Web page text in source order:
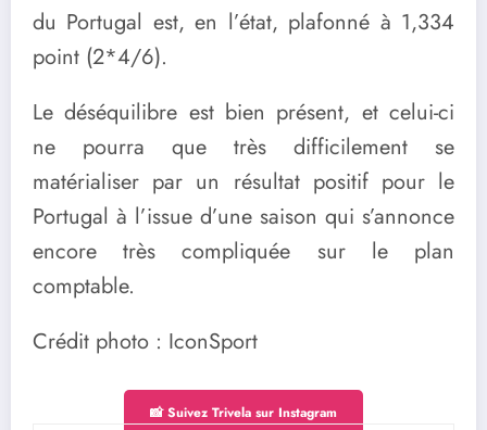
du Portugal est, en l’état, plafonné à 1,334
point (2*4/6).
Le déséquilibre est bien présent, et celui-ci
ne pourra que très difficilement se
matérialiser par un résultat positif pour le
Portugal à l’issue d’une saison qui s’annonce
encore très compliquée sur le plan
comptable.
Crédit photo : IconSport
📸 Suivez Trivela sur Instagram